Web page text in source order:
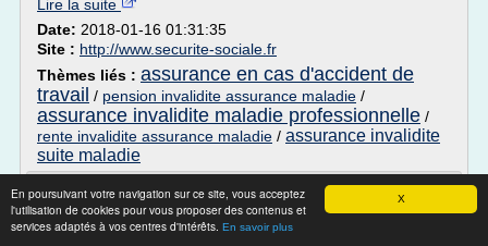
X
En poursuivant votre navigation sur ce site, vous acceptez
l'utilisation de cookies pour vous proposer des contenus et
services adaptés à vos centres d'intérêts. En savoir plus
Lire la suite
Date: 2018-01-16 01:31:35
Site : http://www.securite-sociale.fr
Thèmes liés : assurance en cas d'accident de
travail / pension invalidite assurance maladie /
assurance invalidite maladie professionnelle /
rente invalidite assurance maladie / assurance invalidite
suite maladie
Rentes d’invalidité de la prévoyance
professionnelle - Pro ...